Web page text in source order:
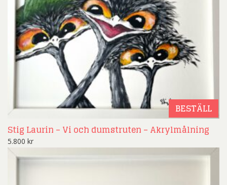
BESTÄLL
Stig Laurin – Vi och dumstruten – Akrylmålning
5.800 kr